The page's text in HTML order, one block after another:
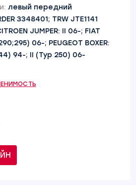
левый передний
3348401; TRW JTE1141
JUMPER: II 06-; FIAT
06-; PEUGEOT BOXER:
94-; II (Typ 250) 06-